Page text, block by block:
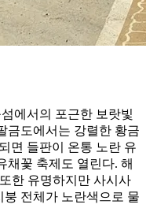
에서의 포근한 보랏빛
금도에서는 강렬한 황금
면 들판이 온통 노란 유
채꽃 축제도 열린다. 해
한 유명하지만 사시사
전체가 노란색으로 물